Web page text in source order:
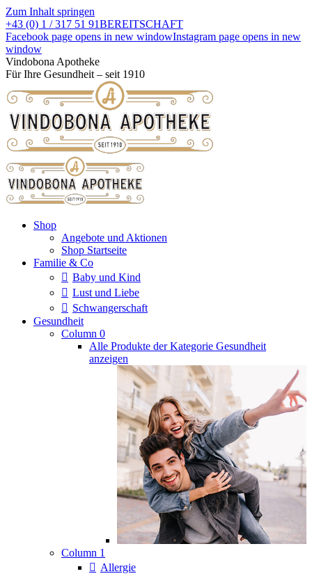
Zum Inhalt springen
+43 (0) 1 / 317 51 91BEREITSCHAFT
Facebook page opens in new windowInstagram page opens in new
window
Vindobona Apotheke
Für Ihre Gesundheit – seit 1910
Shop
Angebote und Aktionen
Shop Startseite
Familie & Co
Baby und Kind
Lust und Liebe
Schwangerschaft
Gesundheit
Column 0
Alle Produkte der Kategorie Gesundheit
anzeigen
Column 1
Allergie